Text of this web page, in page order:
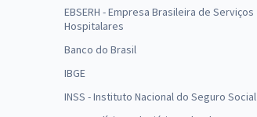
EBSERH - Empresa Brasileira de Serviços
Hospitalares
Banco do Brasil
IBGE
INSS - Instituto Nacional do Seguro Social